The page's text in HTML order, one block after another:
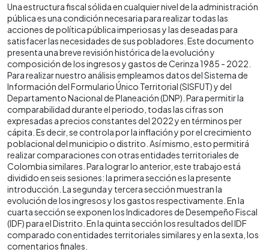
Una estructura fiscal sólida en cualquier nivel de la administración
pública es una condición necesaria para realizar todas las
acciones de política pública imperiosas y las deseadas para
satisfacer las necesidades de sus pobladores. Este documento
presenta una breve revisión histórica de la evolución y
composición de los ingresos y gastos de Cerinza 1985 - 2022.
Para realizar nuestro análisis empleamos datos del Sistema de
Información del Formulario Único Territorial (SISFUT) y del
Departamento Nacional de Planeación (DNP). Para permitir la
comparabilidad durante el periodo, todas las cifras son
expresadas a precios constantes del 2022 y en términos per
cápita. Es decir, se controla por la inflación y por el crecimiento
poblacional del municipio o distrito. Así mismo, esto permitirá
realizar comparaciones con otras entidades territoriales de
Colombia similares. Para lograr lo anterior, este trabajo está
dividido en seis sesiones: la primera sección es la presente
introducción. La segunda y tercera sección muestran la
evolución de los ingresos y los gastos respectivamente. En la
cuarta sección se exponen los Indicadores de Desempeño Fiscal
(IDF) para el Distrito. En la quinta sección los resultados del IDF
comparado con entidades territoriales similares y en la sexta, los
comentarios finales.